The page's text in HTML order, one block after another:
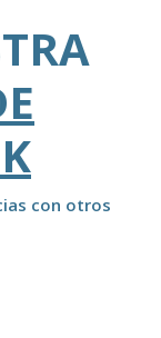
con otros